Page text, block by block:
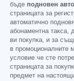
бъде подновен
страницата за
автоматично
абонаментна такса,
ви покупка, и за
в промоционалните
условие че сте
страницата за
предмет на